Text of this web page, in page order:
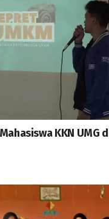
KKN UMG